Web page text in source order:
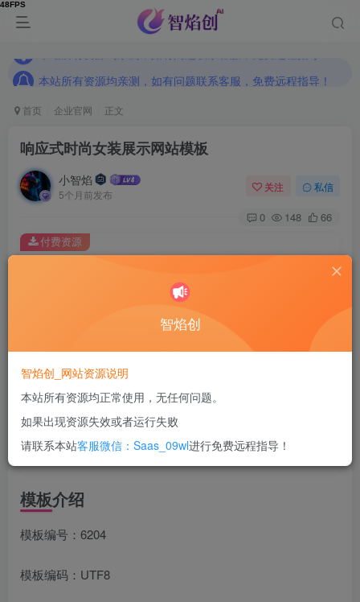
本站所有资源均亲测，如有问题联系客服，免费远程指导！
本站所有资源均亲测，如有问题联系客服，免费远程指导！
首页 企业官网 正文
响应式时尚女装展示网站模板
小智焰
5个月前发布
关注 私信
0 148 66
此内容为付费资源，请付费后查看
RMB9.9
您当前未登录！建议登陆后购买，可保存购买订单
所有工作流及网站模板均无任何问题！
付费资源
模板介绍
模板编号：6204
模板编码：UTF8
智焰创
智焰创_网站资源说明
本站所有资源均正常使用，无任何问题。
如果出现资源失效或者运行失败
请联系本站客服微信：Saas_09wl进行免费远程指导！